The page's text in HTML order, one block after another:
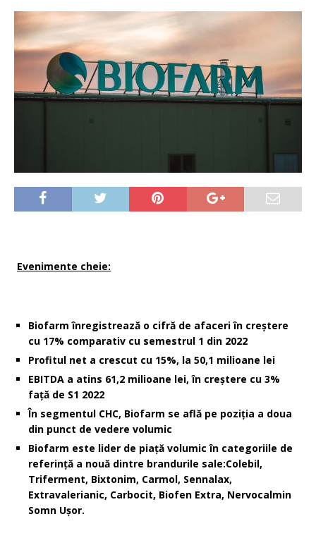
Evenimente cheie:
Biofarm înregistrează o cifră de afaceri în creștere
cu 17% comparativ cu semestrul 1 din 2022
Profitul net a crescut cu 15%, la 50,1 milioane lei
EBITDA a atins 61,2 milioane lei, în creștere cu 3%
față de S1 2022
În segmentul CHC, Biofarm se află pe poziția a doua
din punct de vedere volumic
Biofarm este lider de piață volumic în categoriile de
referință a nouă dintre brandurile sale:Colebil,
Triferment, Bixtonim, Carmol, Sennalax,
Extravalerianic, Carbocit, Biofen Extra, Nervocalmin
Somn Ușor.